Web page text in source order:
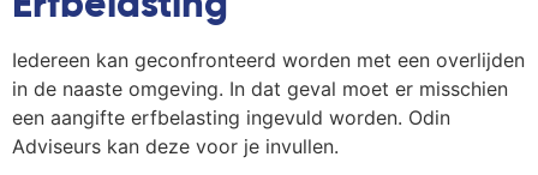
Iedereen kan geconfronteerd worden met een overlijden
in de naaste omgeving. In dat geval moet er misschien
een aangifte erfbelasting ingevuld worden. Odin
Adviseurs kan deze voor je invullen.